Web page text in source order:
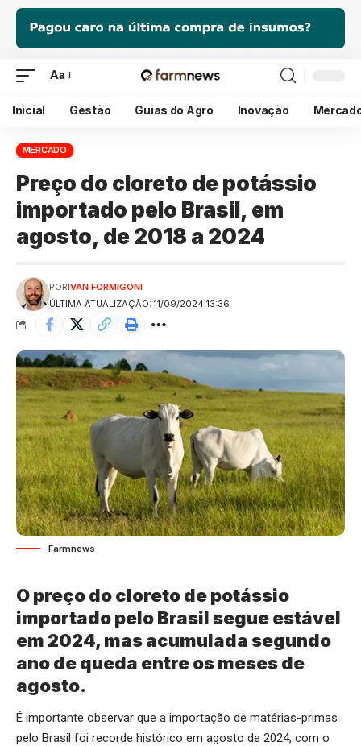
Aa
Inicial Gestão Guias do Agro Inovação
MERCADO
Preço do cloreto de potássio
importado pelo Brasil, em
agosto, de 2018 a 2024
ÚLTIMA ATUALIZAÇÃO: 11/09/2024 13:36
PORIVAN FORMIGONI
Farmnews
O preço do cloreto de potássio
importado pelo Brasil segue estável
em 2024, mas acumulada segundo
ano de queda entre os meses de
agosto.
É importante observar que a importação de matérias-primas
pelo Brasil foi recorde histórico em agosto de 2024, com o